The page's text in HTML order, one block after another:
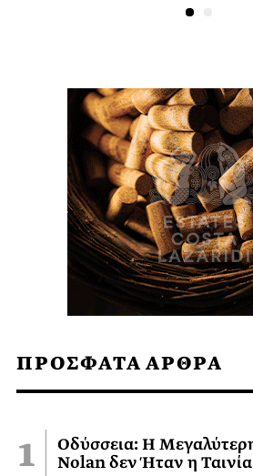
ΠΡΟΣΦΑΤΑ ΑΡΘΡΑ
Οδύσσεια: Η
Nolan δεν Ήταν η Ταινία